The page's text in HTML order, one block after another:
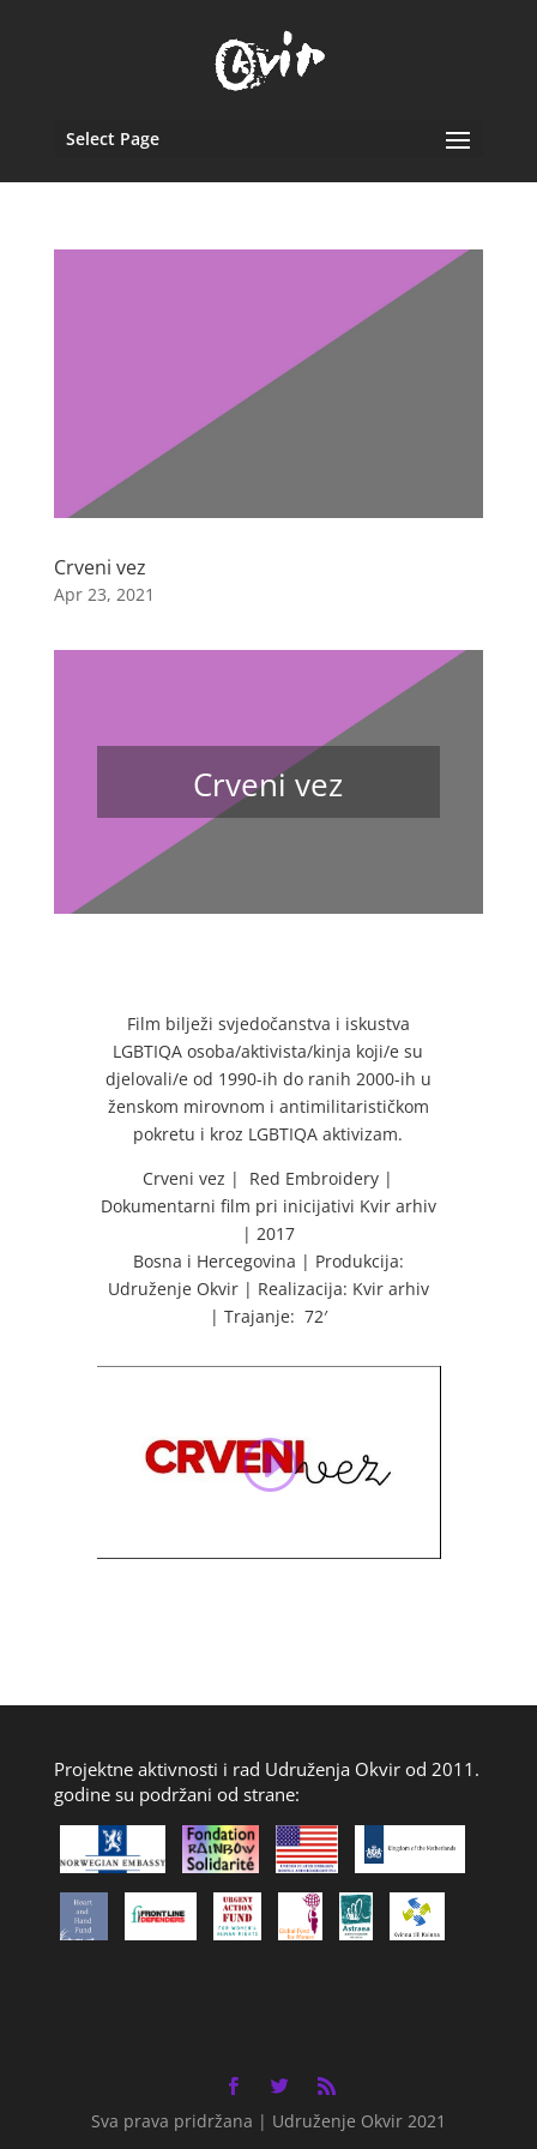
Select Page
Crveni vez
Apr 23, 2021
Crveni vez
Film bilježi svjedočanstva i iskustva
LGBTIQA osoba/aktivista/kinja koji/e su
djelovali/e od 1990-ih do ranih 2000-ih u
ženskom mirovnom i antimilitarističkom
pokretu i kroz LGBTIQA aktivizam.
Crveni vez | Red Embroidery |
Dokumentarni film pri inicijativi Kvir arhiv
| 2017
Bosna i Hercegovina | Produkcija:
Udruženje Okvir | Realizacija: Kvir arhiv
| Trajanje: 72′
Projektne aktivnosti i rad Udruženja Okvir od 2011.
godine su podržani od strane:
Sva prava pridržana | Udruženje Okvir 2021